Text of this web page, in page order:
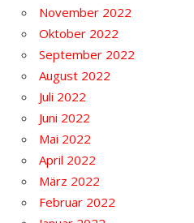
November 2022
Oktober 2022
September 2022
August 2022
Juli 2022
Juni 2022
Mai 2022
April 2022
März 2022
Februar 2022